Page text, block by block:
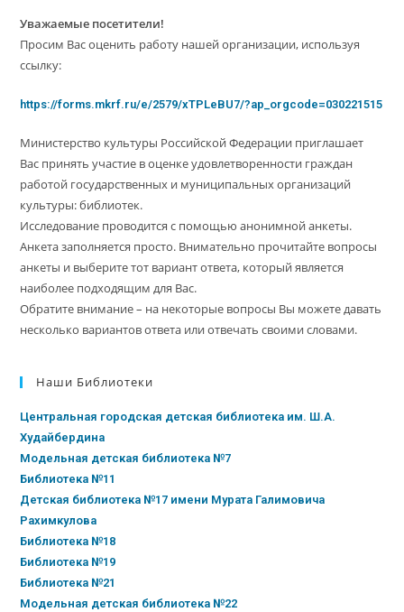
Уважаемые посетители!
Просим Вас оценить работу нашей организации, используя
ссылку:
https://forms.mkrf.ru/e/2579/xTPLeBU7/?ap_orgcode=030221515
Министерство культуры Российской Федерации приглашает
Вас принять участие в оценке удовлетворенности граждан
работой государственных и муниципальных организаций
культуры: библиотек.
Исследование проводится с помощью анонимной анкеты.
Анкета заполняется просто. Внимательно прочитайте вопросы
анкеты и выберите тот вариант ответа, который является
наиболее подходящим для Вас.
Обратите внимание – на некоторые вопросы Вы можете давать
несколько вариантов ответа или отвечать своими словами.
Наши Библиотеки
Центральная городская детская библиотека им. Ш.А.
Худайбердина
Модельная детская библиотека №7
Библиотека №11
Детская библиотека №17 имени Мурата Галимовича
Рахимкулова
Библиотека №18
Библиотека №19
Библиотека №21
Модельная детская библиотека №22